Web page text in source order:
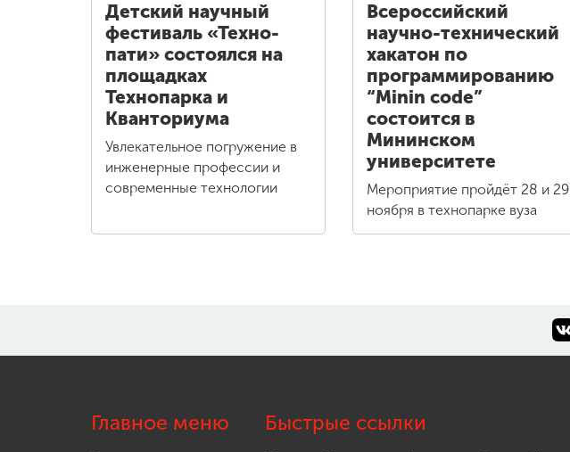
Детский научный
фестиваль «Техно-
пати» состоялся на
площадках
Технопарка и
Кванториума
Увлекательное погружение в
инженерные профессии и
современные технологии
Всероссийский
научно-технический
хакатон по
программированию
“Minin code”
состоится в
Мининском
университете
Мероприятие пройдёт 28 и 29
ноября в технопарке вуза
Главное меню Быстрые ссылки